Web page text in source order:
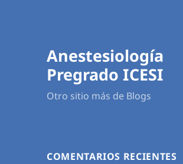
Anestesiología
Pregrado ICESI
Otro sitio más de Blogs
COMENTARIOS RECIENTES